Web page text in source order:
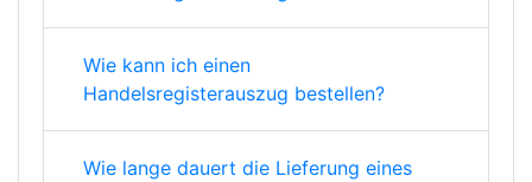
Wie kann ich einen
Handelsregisterauszug bestellen?
Wie lange dauert die Lieferung eines